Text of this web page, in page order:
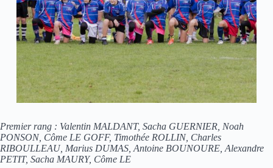
Premier rang : Valentin MALDANT, Sacha GUERNIER, Noah
PONSON, Côme LE GOFF, Timothée ROLLIN, Charles
RIBOULLEAU, Marius DUMAS, Antoine BOUNOURE, Alexandre
PETIT, Sacha MAURY, Côme LE